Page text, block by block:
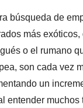
búsqueda de
más exóticos,
o el rumano
son cada vez
un
entender